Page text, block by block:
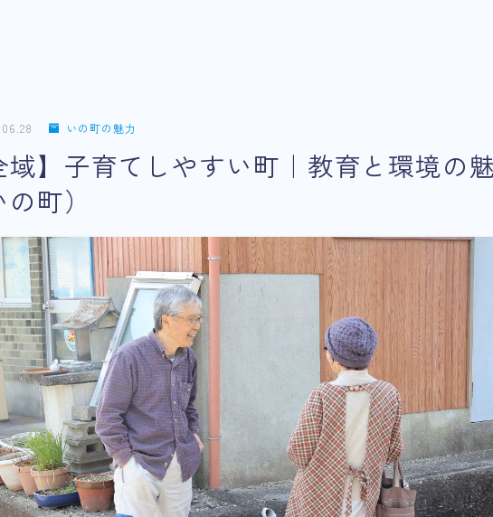
いの町の魅力
域】子育てしやすい町｜教育と環境の
町）